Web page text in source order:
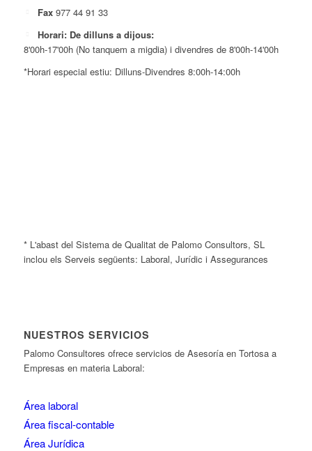
Fax 977 44 91 33
Horari: De dilluns a dijous:
8'00h-17'00h (No tanquem a migdia) i divendres de 8'00h-14'00h
*Horari especial estiu: Dilluns-Divendres 8:00h-14:00h
* L'abast del Sistema de Qualitat de Palomo Consultors, SL
inclou els Serveis següents: Laboral, Jurídic i Assegurances
NUESTROS SERVICIOS
Palomo Consultores ofrece servicios de Asesoría en Tortosa a
Empresas en materia Laboral:
Área laboral
Área fiscal-contable
Área Jurídica